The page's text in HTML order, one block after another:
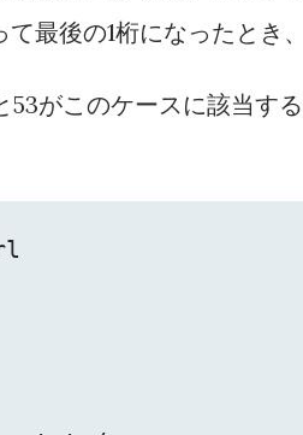
最後の1桁になったとき
53がこのケースに該当す